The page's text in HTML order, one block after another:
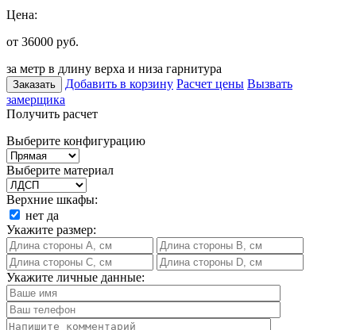
Цена:
от 36000 руб.
за метр в длину верха и низа гарнитура
Заказать Добавить в корзину Расчет цены Вызвать
замерщика
Получить расчет
Выберите конфигурацию
Выберите материал
Верхние шкафы:
нет да
Укажите размер:
Укажите личные данные: